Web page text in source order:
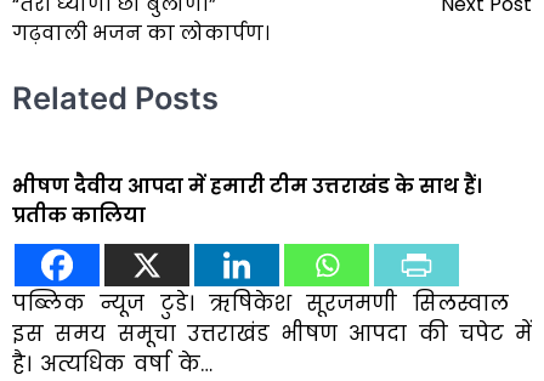
navigation
गढ़वाली भजन का लोकार्पण।
Related Posts
भीषण दैवीय आपदा में हमारी टीम उत्तराखंड के साथ हैं।
प्रतीक कालिया
पब्लिक न्यूज टुडे। ऋषिकेश सूरजमणी सिलस्वाल
इस समय समूचा उत्तराखंड भीषण आपदा की चपेट में
है। अत्यधिक वर्षा के…